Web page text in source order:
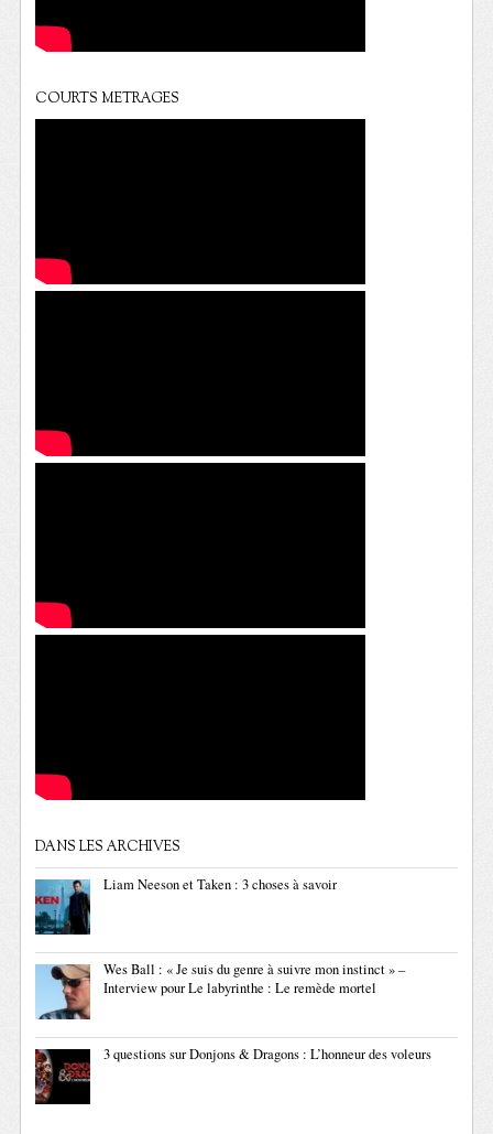
COURTS METRAGES
DANS LES ARCHIVES
Liam Neeson et Taken : 3 choses à savoir
Wes Ball : « Je suis du genre à suivre mon instinct » –
Interview pour Le labyrinthe : Le remède mortel
3 questions sur Donjons & Dragons : L’honneur des voleurs